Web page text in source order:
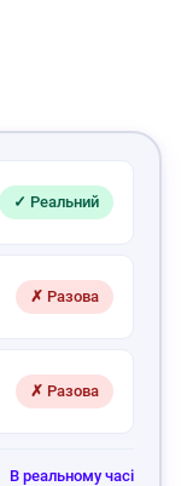
✓ Реальний
✗ Разова
✗ Разова
В реальному часі